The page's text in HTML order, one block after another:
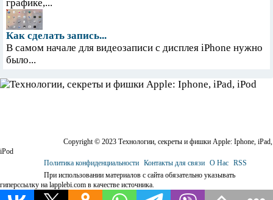
графике,...
Как сделать запись...
В самом начале для видеозаписи с дисплея iPhone нужно
было...
Copyright © 2023 Технологии, секреты и фишки Apple: Iphone, iPad,
iPod
Политика конфиденциальности Контакты для связи О Нас RSS
При использовании материалов с сайта обязательно указывать
гиперссылку на lapplebi.com в качестве источника.